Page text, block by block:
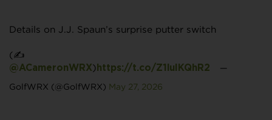
Details on J.J. Spaun’s surprise putter switch
(✍️
@ACameronWRX) https://t.co/Z1luIKQhR2 —
GolfWRX (@GolfWRX) May 27, 2026